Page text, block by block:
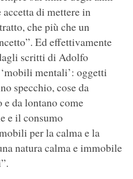
accetta di mettere in
che più che un
Ed effettivamente
scritti di Adolfo
mentali’: oggetti
specchio, cose da
e da lontano come
e il consumo
per la calma e la
natura calma e immobile